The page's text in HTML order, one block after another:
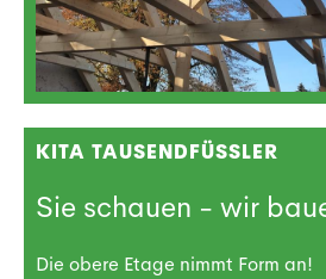
KITA TAUSENDFÜSSLER
Sie schauen - wir
Die obere Etage nimmt Form an!